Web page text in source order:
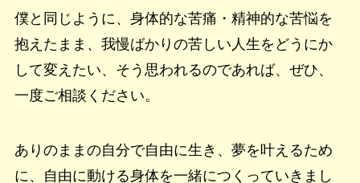
僕と同じように、身体的な苦痛・精神的な苦悩を
抱えたまま、我慢ばかりの苦しい人生をどうにか
して変えたい、そう思われるのであれば、ぜひ、
一度ご相談ください。
ありのままの自分で自由に生き、夢を叶えるため
に、自由に動ける身体を一緒につくっていきまし